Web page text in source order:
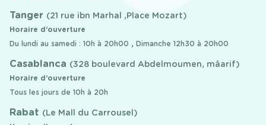
Tanger (21 rue ibn Marhal ,Place Mozart)
Horaire d’ouverture
Du lundi au samedi : 10h à 20h00 , Dimanche 12h30 à 20h00
Casablanca (328 boulevard Abdelmoumen, mâarif)
Horaire d’ouverture
Tous les jours de 10h à 20h
Rabat (Le Mall du Carrousel)